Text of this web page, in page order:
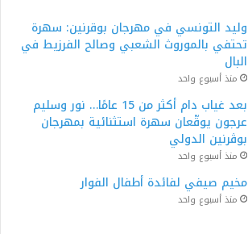
وليد التونسي في مهرجان بوقرنين: سهرة
تحتفي بالموروث الشعبي وصالح الفرزيط في
البال
منذ أسبوع واحد
بعد غياب دام أكثر من 15 عامًا… نور وسليم
عرجون يوقّعان سهرة استثنائية بمهرجان
بوڨرنين الدولي
منذ أسبوع واحد
مخيم صيفي لفائدة أطفال الفوار
منذ أسبوع واحد